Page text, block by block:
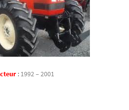
: 1992 – 2001